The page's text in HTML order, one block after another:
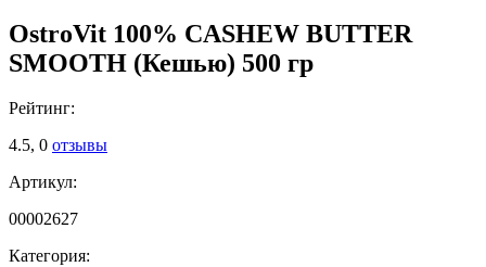
OstroVit 100% CASHEW BUTTER
SMOOTH (Кешью) 500 гр
Рейтинг:
4.5, 0 отзывы
Артикул:
00002627
Категория: